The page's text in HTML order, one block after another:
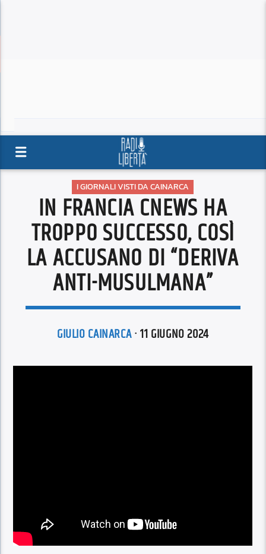
I GIORNALI VISTI DA CAINARCA
IN FRANCIA CNEWS HA
TROPPO SUCCESSO, COSÌ
LA ACCUSANO DI “DERIVA
ANTI-MUSULMANA”
GIULIO CAINARCA· 11 GIUGNO 2024